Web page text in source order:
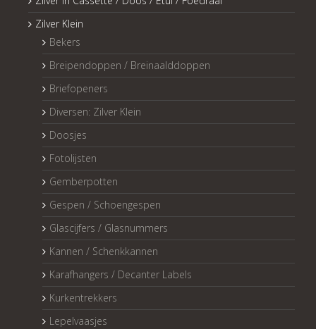
Zilver Klein
Bekers
Breipendoppen / Breinaalddoppen
Briefopeners
Diversen: Zilver Klein
Doosjes
Fotolijsten
Gemberpotten
Gespen / Schoengespen
Glascijfers / Glasnummers
Kannen / Schenkkannen
Karafhangers / Decanter Labels
Kurkentrekkers
Lepelvaasjes